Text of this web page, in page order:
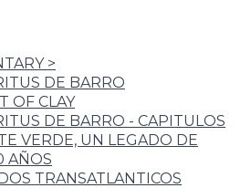
>
DE BARRO
OF CLAY
DE BARRO - CAPITULOS
VERDE, UN LEGADO DE
AÑOS
TRANSATLANTICOS